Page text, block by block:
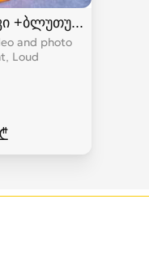
and photo
Loud